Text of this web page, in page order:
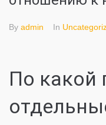
By admin In
По какой